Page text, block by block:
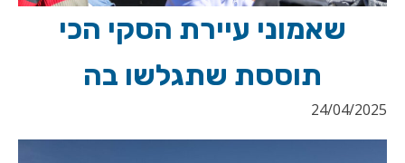
שאמוני עיירת הסקי הכי
תוססת שתגלשו בה
24/04/2025